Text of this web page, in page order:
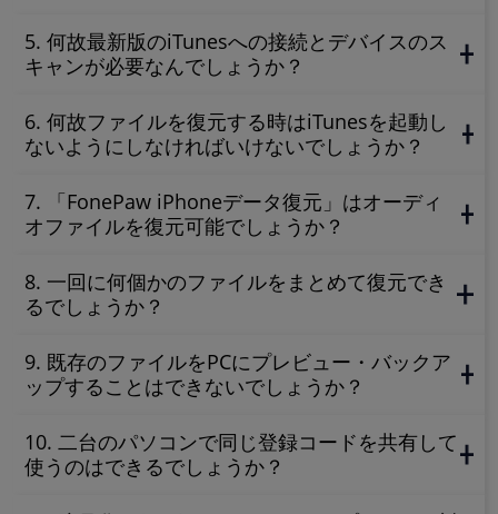
5. 何故最新版のiTunesへの接続とデバイスのス
キャンが必要なんでしょうか？
6. 何故ファイルを復元する時はiTunesを起動し
ないようにしなければいけないでしょうか？
7. 「FonePaw iPhoneデータ復元」はオーディ
オファイルを復元可能でしょうか？
8. 一回に何個かのファイルをまとめて復元でき
るでしょうか？
9. 既存のファイルをPCにプレビュー・バックア
ップすることはできないでしょうか？
10. 二台のパソコンで同じ登録コードを共有して
使うのはできるでしょうか？